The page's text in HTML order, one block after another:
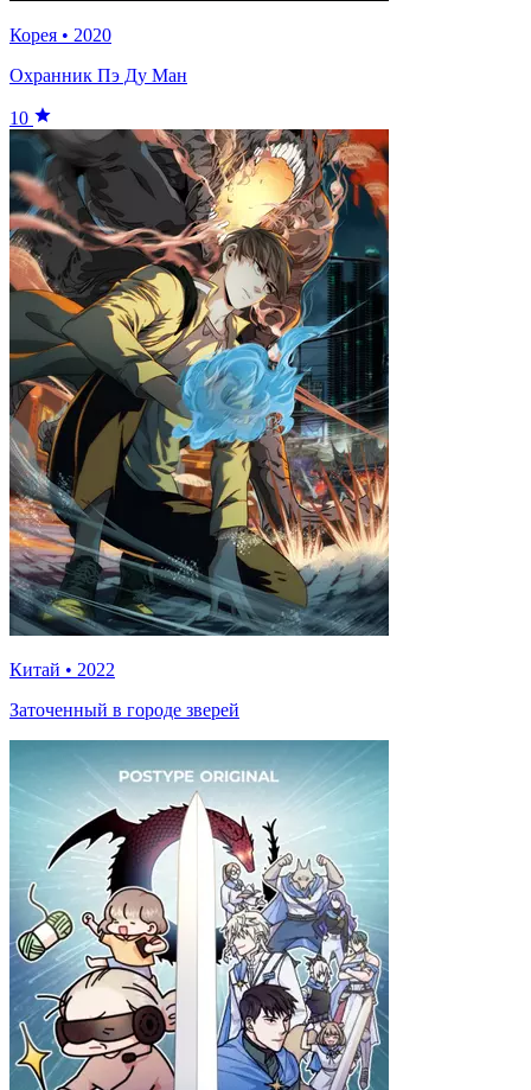
Корея • 2020
Охранник Пэ Ду Ман
10
Китай • 2022
Заточенный в городе зверей